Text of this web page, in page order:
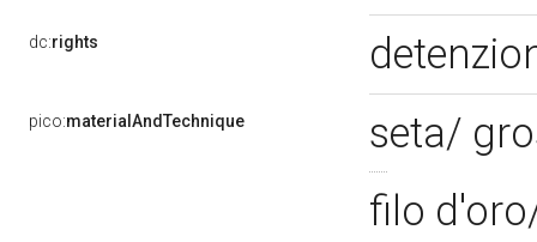
dc:rights
pico:materialAndTechnique
seta/
filo